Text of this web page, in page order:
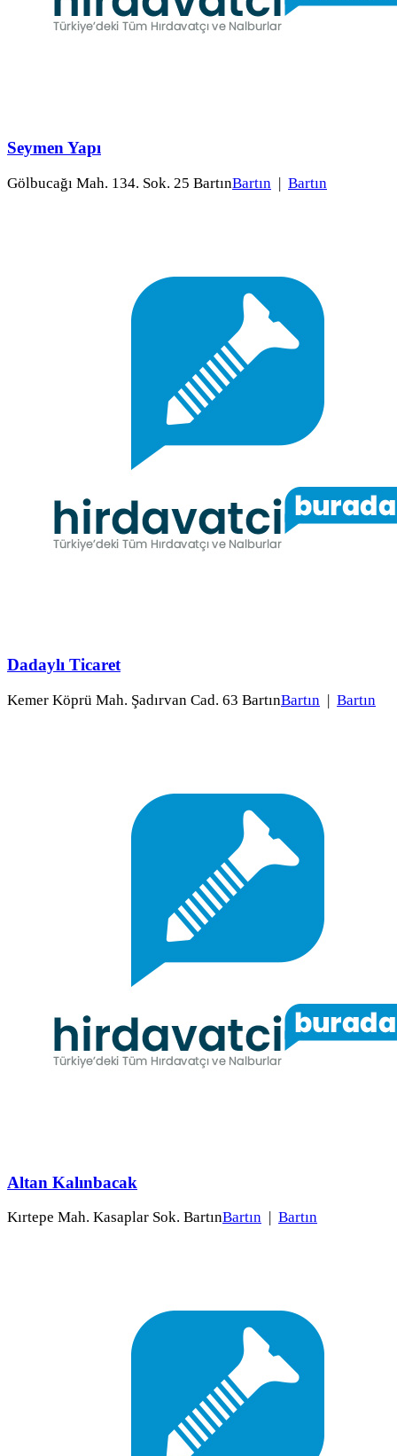
Seymen Yapı
Gölbucağı Mah. 134. Sok. 25 BartınBartın | Bartın
Dadaylı Ticaret
Kemer Köprü Mah. Şadırvan Cad. 63 BartınBartın | Bartın
Altan Kalınbacak
Kırtepe Mah. Kasaplar Sok. BartınBartın Bartın